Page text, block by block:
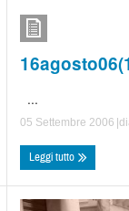
...
05 Settembre 2006 |di
Leggi tutto